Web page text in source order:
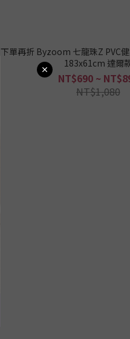
下單再折 Byzoom 七龍珠Z PVC
183x61cm 達爾
NT$690 ~
NT$1,080